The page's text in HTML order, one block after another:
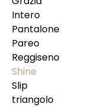
Intero
Pantalone
Pareo
Reggiseno
Shine
Slip
triangolo